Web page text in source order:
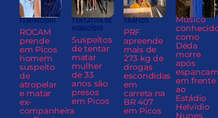
FEMINICÍDIO
ROCAM
prende
em Picos
homem
suspeito
de
atropelar
e matar
ex-
companheira
TENTATIVA DE
HOMICÍDIO
Suspeitos
de tentar
matar
mulher
de 33
anos são
presos
em Picos
TRÁFICO
PRF
apreende
mais de
273 kg de
drogas
escondidas
em
carreta na
BR 407
em Picos
Músico
como
Déda
morre
após
em frente
ao
Estádio
Helvídio
Nunes,